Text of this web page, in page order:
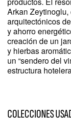
Arkan
arquitectónicos
y ahorro
creación de un
y hierbas
un “sendero del
estructura
COLECCIONES